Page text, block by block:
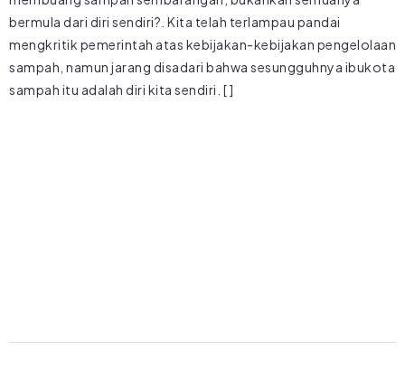
bermula dari diri sendiri?. Kita telah terlampau pandai
mengkritik pemerintah atas kebijakan-kebijakan pengelolaan
sampah, namun jarang disadari bahwa sesungguhnya ibukota
sampah itu adalah diri kita sendiri. [ ]